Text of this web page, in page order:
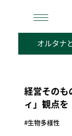
検
オルタナ
経営そのも
ィ」観点を
#生物多様性